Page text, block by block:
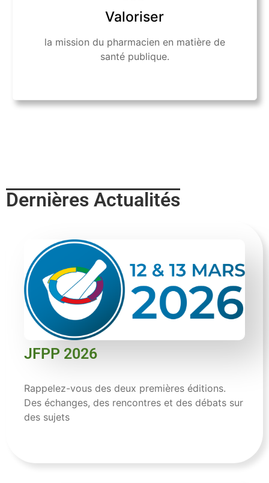
Valoriser
la mission du pharmacien en matière de
santé publique.
Dernières Actualités
JFPP 2026
Rappelez-vous des deux premières éditions.
Des échanges, des rencontres et des débats sur
des sujets